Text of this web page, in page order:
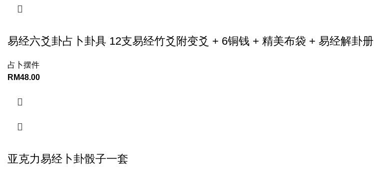
易经六爻卦占卜卦具 12支易经竹爻附变爻 + 6铜钱 + 精美布袋 + 易经解卦册
占卜摆件
RM48.00
亚克力易经卜卦骰子一套